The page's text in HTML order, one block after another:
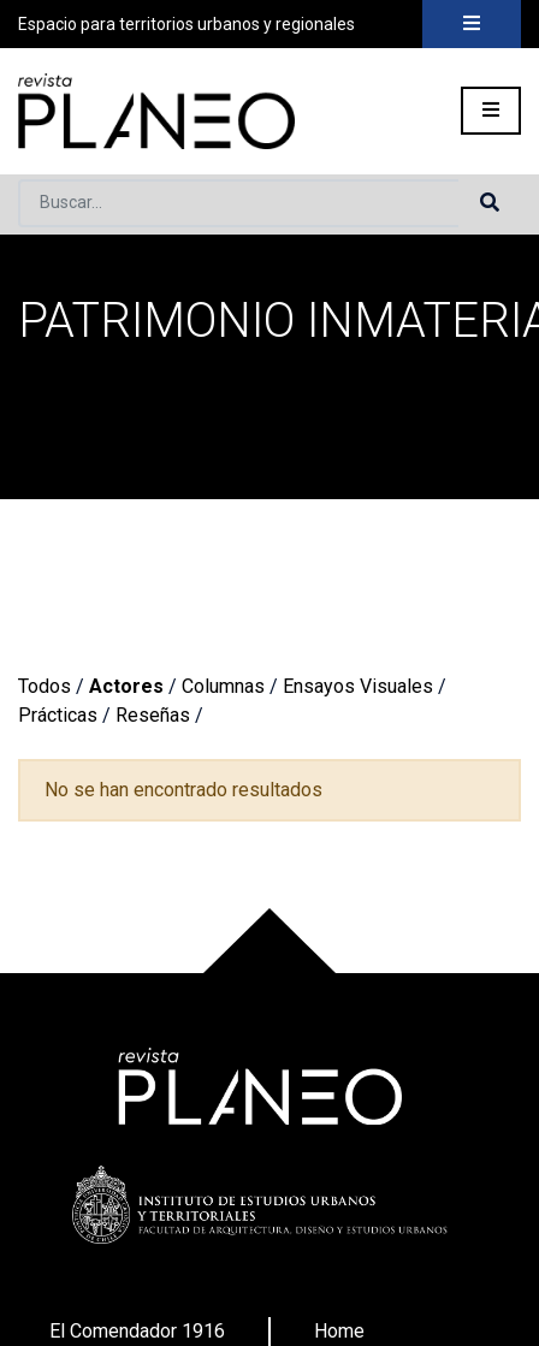
Espacio para territorios urbanos y regionales
Buscar...
Portada» Patrimonio inmaterial
PATRIMONIO
Todos / Actores / Columnas / Ensayos Visuales /
Prácticas / Reseñas /
No se han encontrado resultados
El Comendador 1916
Home